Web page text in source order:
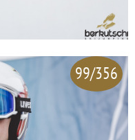
99/356